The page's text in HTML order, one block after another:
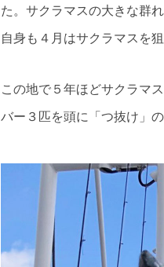
た。サクラマスの大きな群
自身も４月はサクラマスを
この地で５年ほどサクラマ
バー３匹を頭に「つ抜け」